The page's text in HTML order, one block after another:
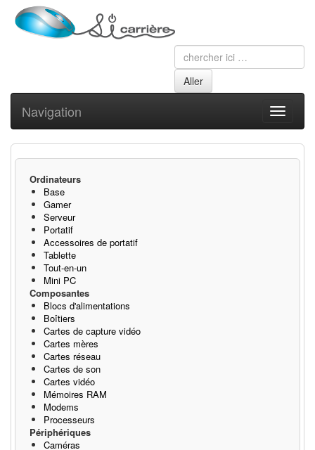
Toggle
Navigation
Ordinateurs
Base
Gamer
Serveur
Portatif
Accessoires de portatif
Tablette
Tout-en-un
Mini PC
Composantes
Blocs d'alimentations
Boîtiers
Cartes de capture vidéo
Cartes mères
Cartes réseau
Cartes de son
Cartes vidéo
Mémoires RAM
Modems
Processeurs
Périphériques
Caméras